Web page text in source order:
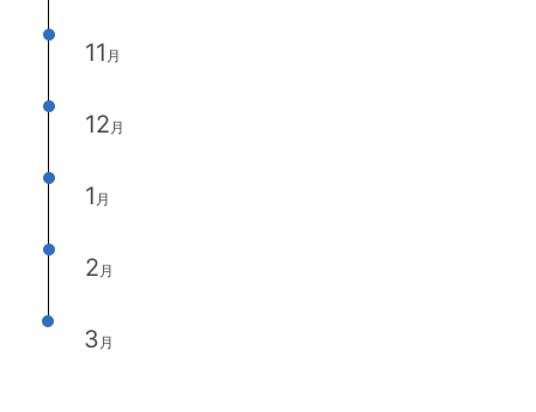
11 月
12 月
1 月
2 月
3 月